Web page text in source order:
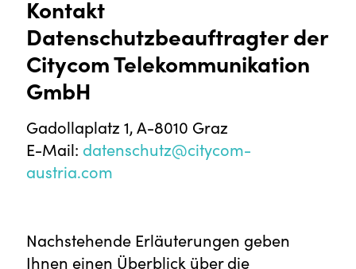
Kontakt
Datenschutzbeauftragter der
Citycom Telekommunikation
GmbH
Gadollaplatz 1, A-8010 Graz
E-Mail: datenschutz@citycom-
austria.com
Nachstehende Erläuterungen geben
Ihnen einen Überblick über die